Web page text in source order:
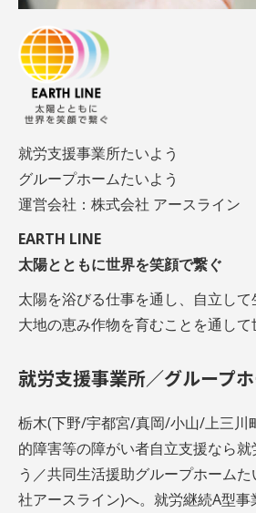
就労支援事業所たいよう
グループホームたいよう
運営会社：株式会社 アースライン
EARTH LINE
太陽とともに世界を笑顔で繋ぐ
太陽を浴びる仕事を通し、自立し
大地の恵み作物を育むことを通して
就労支援事業所／グループ
栃木(下野/宇都宮/真岡/小山/上三川
的障害等の障がい者自立支援なら
う／共同生活援助グループホーム
社アースライン)へ。就労継続A型